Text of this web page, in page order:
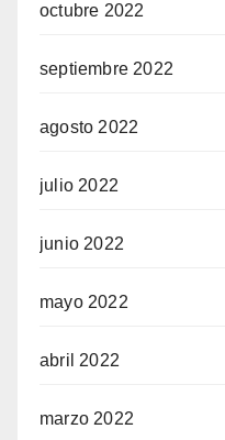
octubre 2022
septiembre 2022
agosto 2022
julio 2022
junio 2022
mayo 2022
abril 2022
marzo 2022